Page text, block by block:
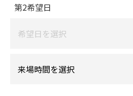
第2希望日